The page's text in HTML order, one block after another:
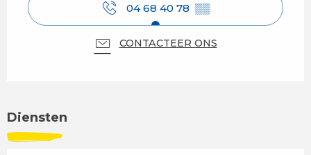
04 68 40 78 ▒▒
CONTACTEER ONS
Diensten